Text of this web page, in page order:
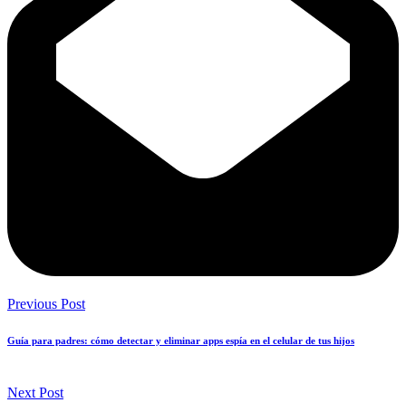
Previous Post
Guía para padres: cómo detectar y eliminar apps espía en el celular de tus hijos
Next Post